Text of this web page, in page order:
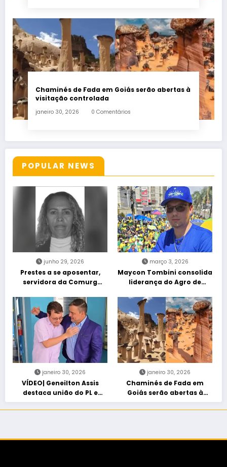
Chaminés de Fada em Goiás serão abertas à
visitação controlada
janeiro 30, 2026 0 Comentários
POPULAR NEWS
junho 29, 2026
Prestes a se aposentar,
servidora da Comurg
entra em protocolo de
morte encefálica
março 3, 2026
Maycon Tombini consolida
liderança do Agro de
“Acorda Brasil” em Goiânia
janeiro 30, 2026
VÍDEO| Geneilton Assis
destaca união do PL e
consolidação de apoio a
Maycon Tombini em Jataí
janeiro 30, 2026
Chaminés de Fada em
Goiás serão abertas à
visitação controlada